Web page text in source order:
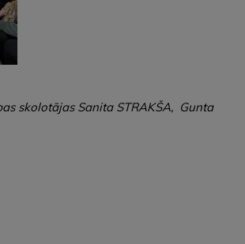
skolotājas Sanita STRAKŠA, Gunta